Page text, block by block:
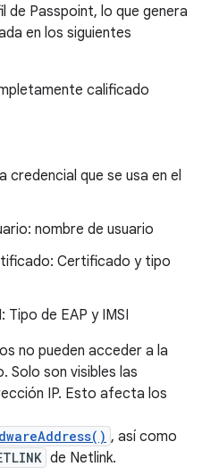
de Passpoint, lo que genera
en los siguientes
calificado
credencial que se usa en el
nombre de usuario
Certificado y tipo
Tipo de EAP y IMSI
no pueden acceder a la
Solo son visibles las
IP. Esto afecta los
, así como
de Netlink.